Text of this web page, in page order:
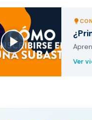
lightbulb
Ver